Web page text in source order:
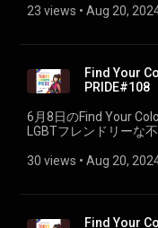
23 views • Aug 20,
Find Your
PRIDE#108
6月8日のFind Your
LGBTフレンドリーな
30 views • Aug 20,
Find Your